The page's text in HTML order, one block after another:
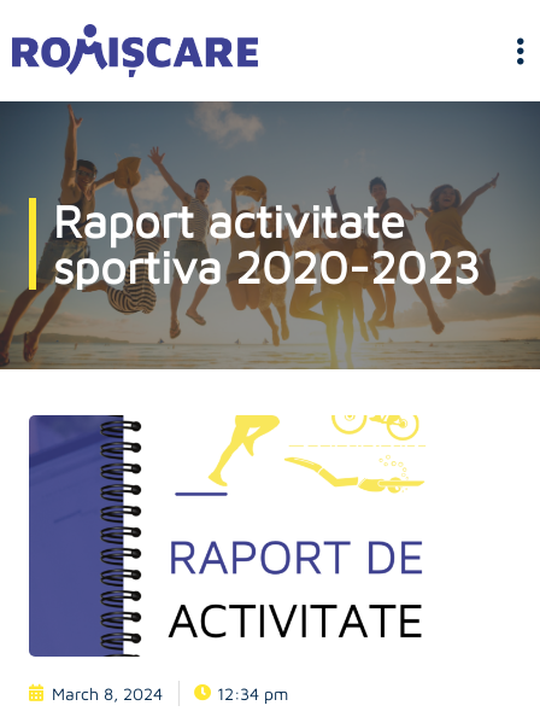
Raport activitate
sportiva 2020-2023
March 8, 2024 12:34 pm